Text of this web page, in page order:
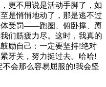
更不用说是活动手脚了，如
是悄悄地动了，那是逃不过
体受罚——跑圈、俯卧撑、蹲
们筋疲力尽。这时，我真的
励自己：一定要坚持!绝对
牙关，努力挺过去。哈哈!
会那么容易屈服的!我会坚